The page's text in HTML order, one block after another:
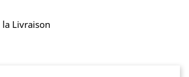
la Livraison